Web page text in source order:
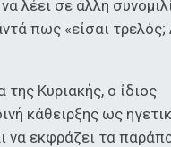
λέει σε άλλη
πως «είσαι τρελός;
Κυριακής, ο ίδιος
κάθειρξης ως
να εκφράζει τα